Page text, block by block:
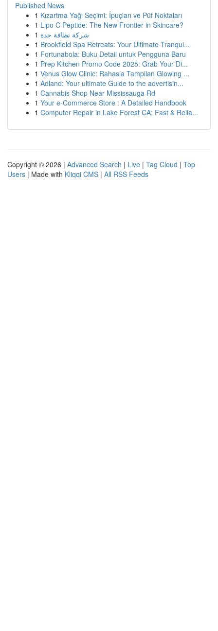
Published News
1 Kızartma Yağı Seçimi: İpuçları ve Püf Noktaları
1 Lipo C Peptide: The New Frontier in Skincare?
1 شركة نظافة جدة
1 Brookfield Spa Retreats: Your Ultimate Tranqui...
1 Fortunabola: Buku Detail untuk Pengguna Baru
1 Prep Kitchen Promo Code 2025: Grab Your Di...
1 Venus Glow Clinic: Rahasia Tampilan Glowing ...
1 Adland: Your ultimate Guide to the advertisin...
1 Cannabis Shop Near Mississauga Rd
1 Your e-Commerce Store : A Detailed Handbook
1 Computer Repair in Lake Forest CA: Fast & Relia...
Copyright © 2026 | Advanced Search | Live | Tag Cloud | Top
Users | Made with Kliqqi CMS | All RSS Feeds